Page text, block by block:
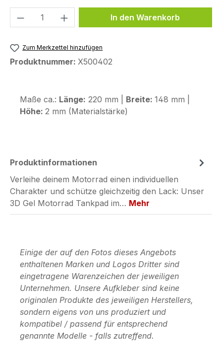
Produkt Anzahl: Gib denIn den Warenkorb
Zum Merkzettel hinzufügen
Produktnummer: X500402
Maße ca.: Länge: 220 mm | Breite: 148 mm |
Höhe: 2 mm (Materialstärke)
Produktinformationen
Verleihe deinem Motorrad einen individuellen
Charakter und schütze gleichzeitig den Lack: Unser
3D Gel Motorrad Tankpad im… Mehr
Einige der auf den Fotos dieses Angebots
enthaltenen Marken und Logos Dritter sind
eingetragene Warenzeichen der jeweiligen
Unternehmen. Unsere Aufkleber sind keine
originalen Produkte des jeweiligen Herstellers,
sondern eigens von uns produziert und
kompatibel / passend für entsprechend
genannte Modelle - falls zutreffend.